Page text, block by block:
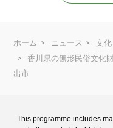
ホーム ニュース
文
香川県の無形民俗文化
出市
This programme includes